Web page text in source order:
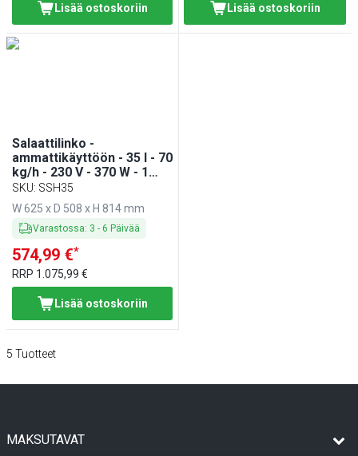
Lisää ostoskoriin Lisää ostoskoriin
Salaattilinko -
ammattikäyttöön - 35 l - 70
kg/h - 230 V - 370 W - 1
400 r/min - Ruostumaton
teräs
SKU: SSH35
W 625 x D 508 x H 814 mm
Varastossa: 3 - 6 Päivää
574,99 €*
RRP 1.075,99 €
Lisää ostoskoriin
5 Tuotteet
MAKSUTAVAT